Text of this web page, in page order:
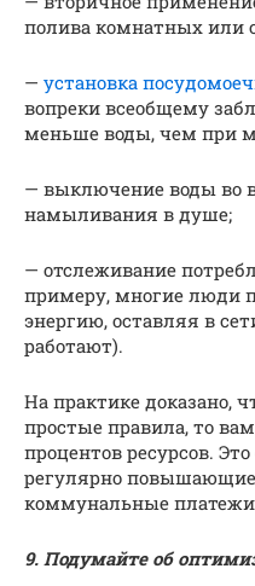
полива комнатных или
— установка
вопреки всеобщему
меньше воды, чем при
— выключение воды во
намыливания в душе;
— отслеживание
примеру, многие люди
энергию, оставляя в
работают).
На практике доказано,
простые правила, то
процентов ресурсов.
регулярно
коммунальные
9. Подумайте об